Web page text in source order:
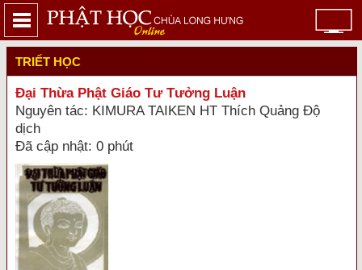
TRIẾT HỌC
Đại Thừa Phật Giáo Tư Tưởng Luận
Nguyên tác: KIMURA TAIKEN HT Thích Quảng Độ
dịch
Đã cập nhật: 0 phút